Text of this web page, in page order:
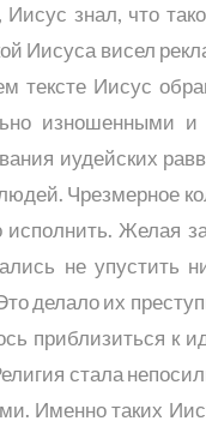
знал, что
Иисуса висел
тексте Иисус
изношенными
иудейских
Чрезмерное
Желая
не упустить
делало их
приблизиться к
стала
Именно таких